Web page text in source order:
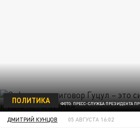
ФОТО: ПРЕСС-СЛУЖБА ПРЕЗИДЕНТА
ПОЛИТИКА
ДМИТРИЙ КУНЦОВ 05 АВГУСТА 16:02